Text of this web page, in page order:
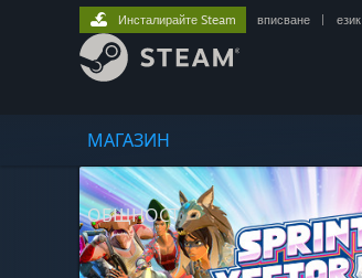
МАГАЗИН
ОБЩНОСТ
Инсталирайте Steam вписване език